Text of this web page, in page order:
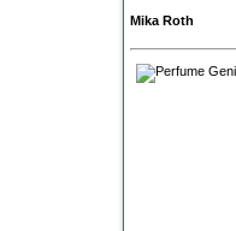
Mika Roth